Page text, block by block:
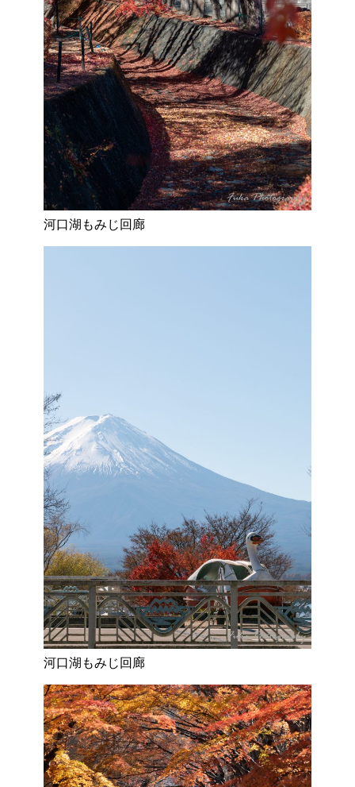
河口湖もみじ回廊
河口湖もみじ回廊